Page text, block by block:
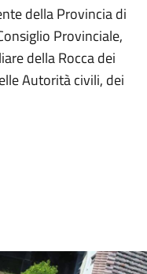
della Provincia di
Provinciale,
della Rocca dei
Autorità civili, dei